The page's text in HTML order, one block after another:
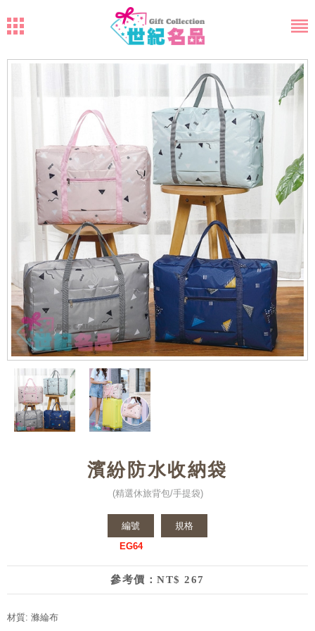
濱紛防水收納袋
(精選休旅背包/手提袋)
編號
EG64
規格
參考價：NT$ 267
材質: 滌綸布